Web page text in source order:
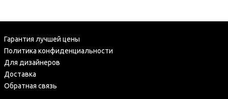
Гарантия лучшей цены
Политика конфиденциальности
Для дизайнеров
Доставка
Обратная связь